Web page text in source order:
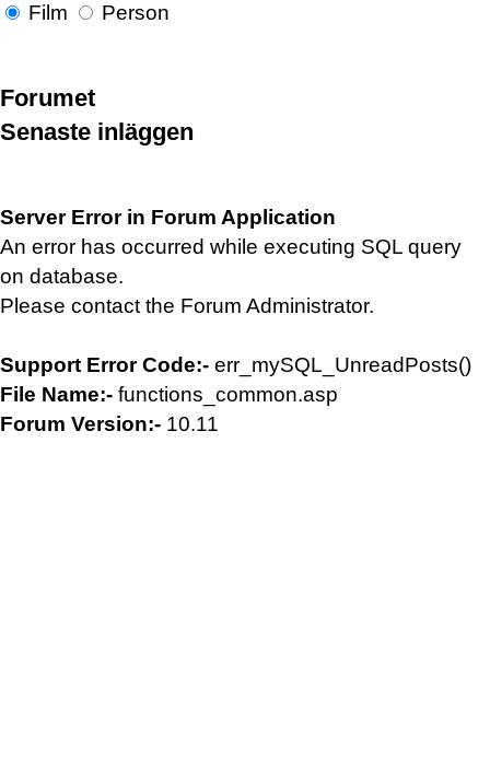
Film Person
Forumet
Senaste inläggen
Server Error in Forum Application
An error has occurred while executing SQL query
on database.
Please contact the Forum Administrator.
Support Error Code:- err_mySQL_UnreadPosts()
File Name:- functions_common.asp
Forum Version:- 10.11